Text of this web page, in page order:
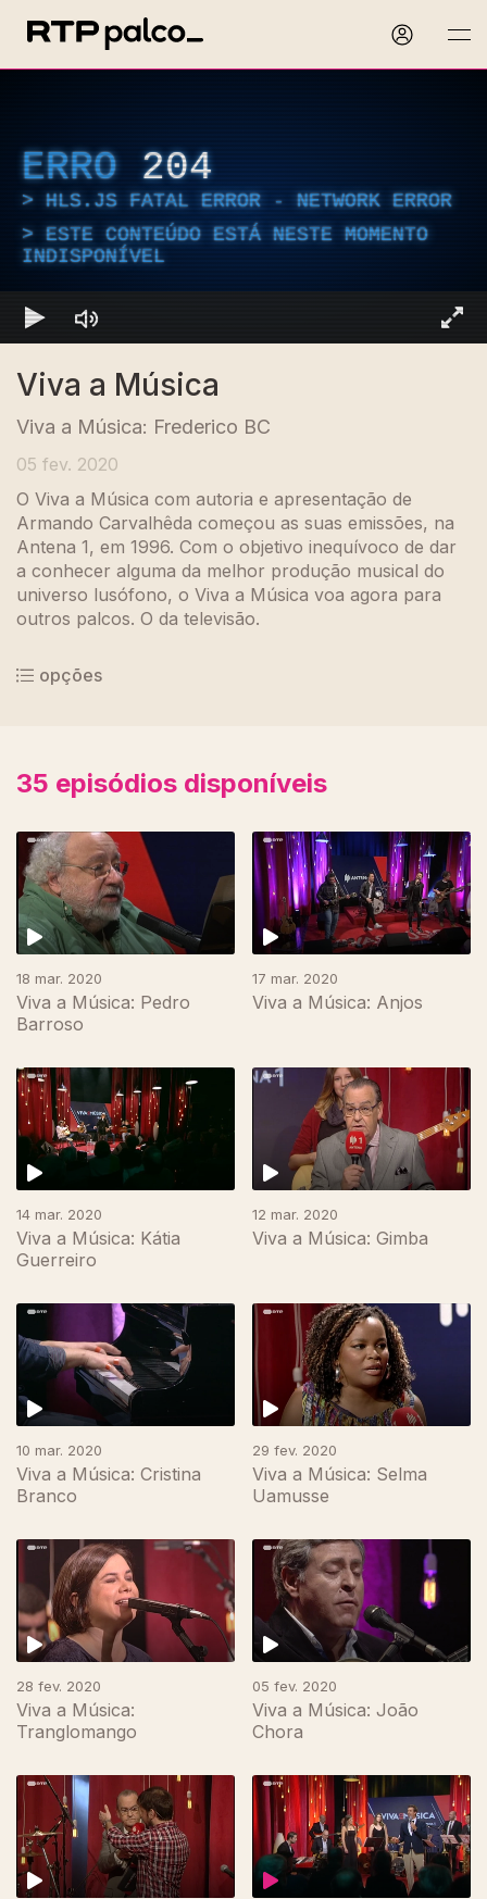
ERRO 204
HLS.JS FATAL ERROR - NETWORK ERROR
ESTE CONTEÚDO ESTÁ NESTE MOMENTO
INDISPONÍVEL
Viva a Música
Viva a Música: Frederico BC
05 fev. 2020
O Viva a Música com autoria e apresentação de
Armando Carvalhêda começou as suas emissões, na
Antena 1, em 1996. Com o objetivo inequívoco de dar
a conhecer alguma da melhor produção musical do
universo lusófono, o Viva a Música voa agora para
outros palcos. O da televisão.
opções
35 episódios disponíveis
18 mar. 2020
Viva a Música: Pedro
Barroso
17 mar. 2020
Viva a Música: Anjos
14 mar. 2020
Viva a Música: Kátia
Guerreiro
12 mar. 2020
Viva a Música: Gimba
10 mar. 2020
Viva a Música: Cristina
Branco
29 fev. 2020
Viva a Música: Selma
Uamusse
28 fev. 2020
Viva a Música:
Tranglomango
05 fev. 2020
Viva a Música: João
Chora